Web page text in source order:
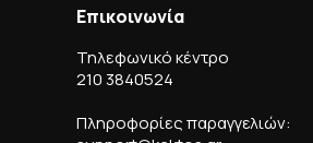
Επικοινωνία
Τηλεφωνικό κέντρο
210 3840524
Πληροφορίες παραγγελιών: